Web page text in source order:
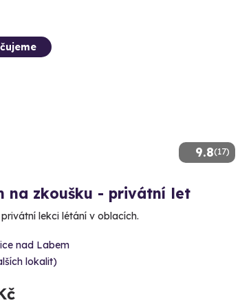
9.8(17)
na zkoušku - privátní let
lekci létání v oblacích.
nad Labem
lokalit)